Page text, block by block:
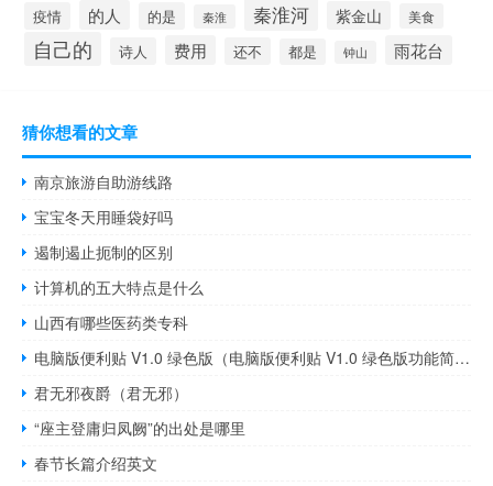
疫情 的人 的是 秦淮 秦淮河 紫金山 美食
自己的 诗人 费用 还不 都是 钟山 雨花台
猜你想看的文章
南京旅游自助游线路
宝宝冬天用睡袋好吗
遏制遏止扼制的区别
计算机的五大特点是什么
山西有哪些医药类专科
电脑版便利贴 V1.0 绿色版（电脑版便利贴 V1.0 绿色版功能简介）
君无邪夜爵（君无邪）
“座主登庸归凤阙”的出处是哪里
春节长篇介绍英文